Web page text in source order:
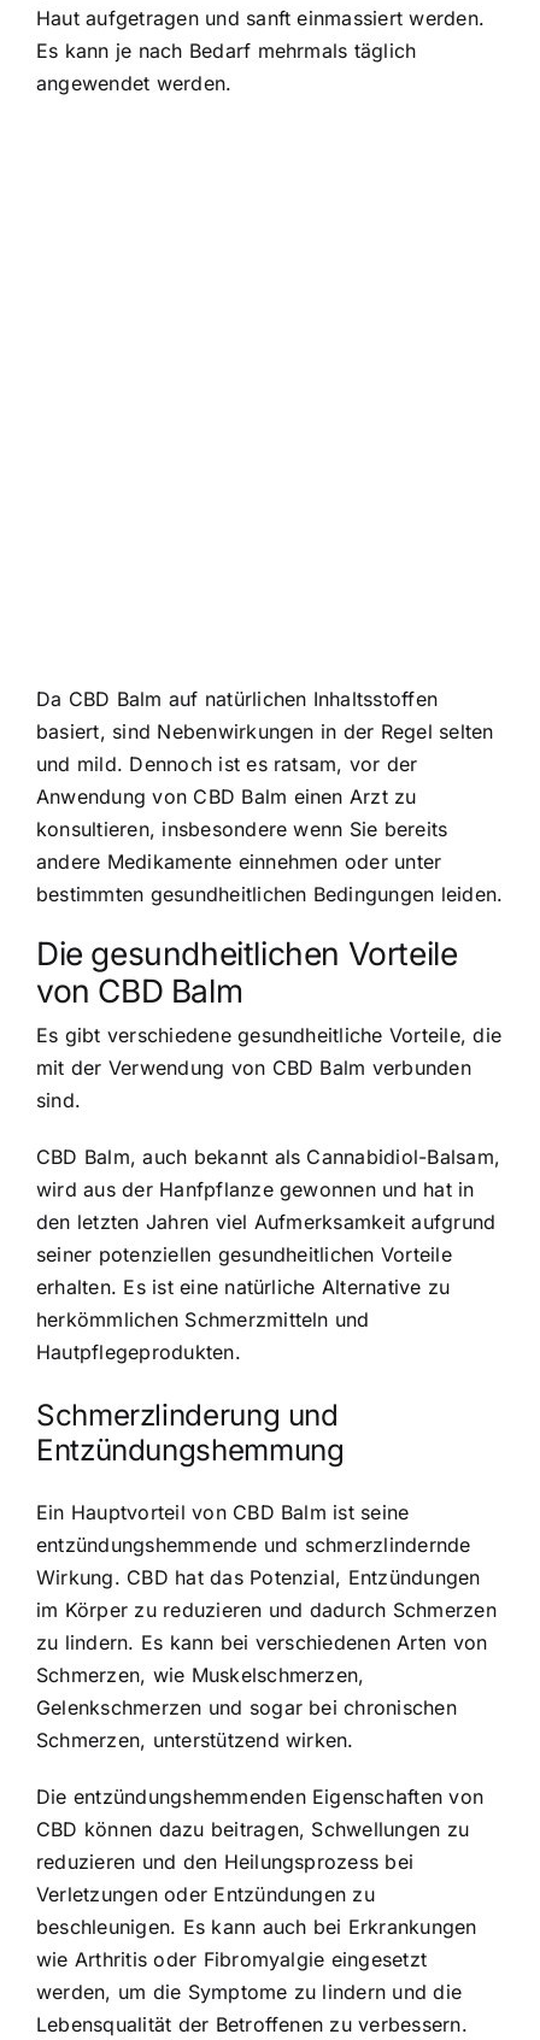
Haut aufgetragen und sanft einmassiert werden.
Es kann je nach Bedarf mehrmals täglich
angewendet werden.
Da CBD Balm auf natürlichen Inhaltsstoffen
basiert, sind Nebenwirkungen in der Regel selten
und mild. Dennoch ist es ratsam, vor der
Anwendung von CBD Balm einen Arzt zu
konsultieren, insbesondere wenn Sie bereits
andere Medikamente einnehmen oder unter
bestimmten gesundheitlichen Bedingungen leiden.
Die gesundheitlichen Vorteile
von CBD Balm
Es gibt verschiedene gesundheitliche Vorteile, die
mit der Verwendung von CBD Balm verbunden
sind.
CBD Balm, auch bekannt als Cannabidiol-Balsam,
wird aus der Hanfpflanze gewonnen und hat in
den letzten Jahren viel Aufmerksamkeit aufgrund
seiner potenziellen gesundheitlichen Vorteile
erhalten. Es ist eine natürliche Alternative zu
herkömmlichen Schmerzmitteln und
Hautpflegeprodukten.
Schmerzlinderung und
Entzündungshemmung
Ein Hauptvorteil von CBD Balm ist seine
entzündungshemmende und schmerzlindernde
Wirkung. CBD hat das Potenzial, Entzündungen
im Körper zu reduzieren und dadurch Schmerzen
zu lindern. Es kann bei verschiedenen Arten von
Schmerzen, wie Muskelschmerzen,
Gelenkschmerzen und sogar bei chronischen
Schmerzen, unterstützend wirken.
Die entzündungshemmenden Eigenschaften von
CBD können dazu beitragen, Schwellungen zu
reduzieren und den Heilungsprozess bei
Verletzungen oder Entzündungen zu
beschleunigen. Es kann auch bei Erkrankungen
wie Arthritis oder Fibromyalgie eingesetzt
werden, um die Symptome zu lindern und die
Lebensqualität der Betroffenen zu verbessern.